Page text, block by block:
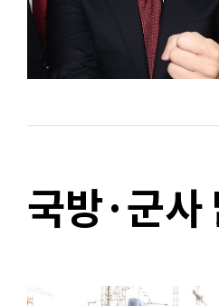
국방·군사